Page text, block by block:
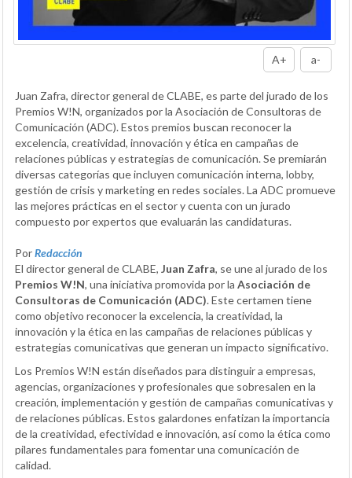
A+ a-
Juan Zafra, director general de CLABE, es parte del jurado de los
Premios W!N, organizados por la Asociación de Consultoras de
Comunicación (ADC). Estos premios buscan reconocer la
excelencia, creatividad, innovación y ética en campañas de
relaciones públicas y estrategias de comunicación. Se premiarán
diversas categorías que incluyen comunicación interna, lobby,
gestión de crisis y marketing en redes sociales. La ADC promueve
las mejores prácticas en el sector y cuenta con un jurado
compuesto por expertos que evaluarán las candidaturas.
PorRedacción
El director general de CLABE, Juan Zafra, se une al jurado de los
Premios W!N, una iniciativa promovida por la Asociación de
Consultoras de Comunicación (ADC). Este certamen tiene
como objetivo reconocer la excelencia, la creatividad, la
innovación y la ética en las campañas de relaciones públicas y
estrategias comunicativas que generan un impacto significativo.
Los Premios W!N están diseñados para distinguir a empresas,
agencias, organizaciones y profesionales que sobresalen en la
creación, implementación y gestión de campañas comunicativas y
de relaciones públicas. Estos galardones enfatizan la importancia
de la creatividad, efectividad e innovación, así como la ética como
pilares fundamentales para fomentar una comunicación de
calidad.